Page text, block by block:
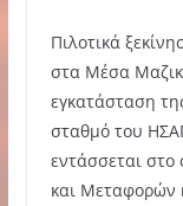
Πιλοτικά
στα Μέσα
εγκατάσταση
σταθμό του
εντάσσεται
και Μεταφορών